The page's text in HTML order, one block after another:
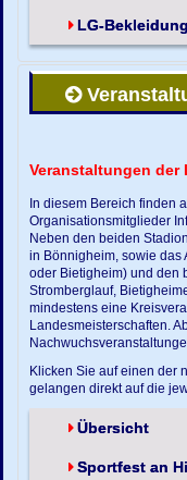
LG-Bekleidung
Veranstaltungen der
In diesem Bereich finden
Organisationsmitglieder
Neben den beiden
in Bönnigheim, sowie das
oder Bietigheim) und den
Stromberglauf,
mindestens eine
Landesmeisterschaften.
Klicken Sie auf einen der
gelangen direkt auf die
Übersicht
Sportfest an